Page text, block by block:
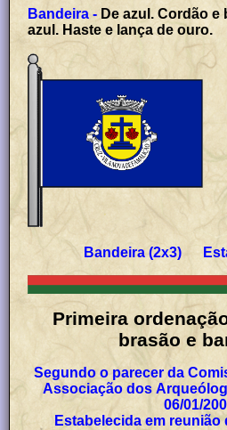
Bandeira - De azul. Cordão e
azul. Haste e lança de ouro.
Bandeira (2x3)
Primeira
brasão e
Segundo o parecer da
Associação dos
06/01/
Estabelecida em reunião